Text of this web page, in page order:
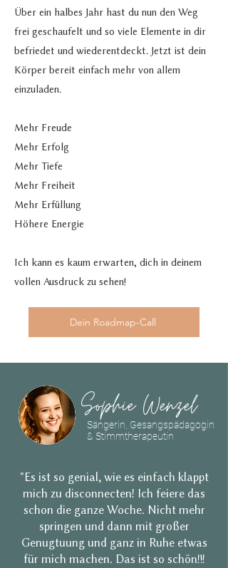
Über ein halbes Jahr hast du nun den Weg
frei geschaufelt und so viele Elemente in dir
befriedet und wiederentdeckt. Jetzt ist dein
Körper bereit einfach mehr von allem
einzuladen.
Mehr Freude
Mehr Erfolg
Mehr Tiefe
Mehr Freiheit
Mehr Erfüllung
Höhere Energie
Ich kann es kaum erwarten, dich in deinem
vollen Ausdruck zu sehen!
Dein Roadmap-Call
Sophie Wenzel
Sängerin, Gesangspädagogin
& Stimmtherapeutin
"Es ist so genial, wie es einfach klappt
mich zu disconnecten! Ich feiere das
schon die ganze Woche. Nicht mehr
springen und dann mit großer
Genugtuung und ganz in Ruhe etwas
für mich machen. Das ist so schön!!!